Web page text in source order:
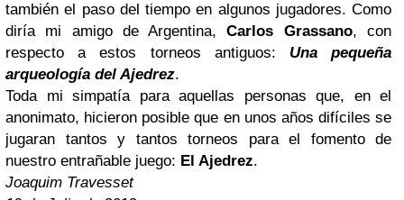
también el paso del tiempo en algunos jugadores. Como
diría mi amigo de Argentina,Carlos Grassano, con
respecto a estos torneos antiguos: Una pequeña
arqueología del Ajedrez.
Toda mi simpatía para aquellas personas que, en el
anonimato, hicieron posible que en unos años difíciles se
jugaran tantos y tantos torneos para el fomento de
nuestro entrañable juego: El Ajedrez.
Joaquim Travesset